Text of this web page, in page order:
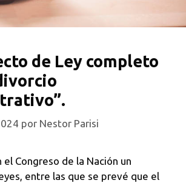
de Ley completo
por Nestor Parisi
el Congreso de la Nación un
entre las que se prevé que el